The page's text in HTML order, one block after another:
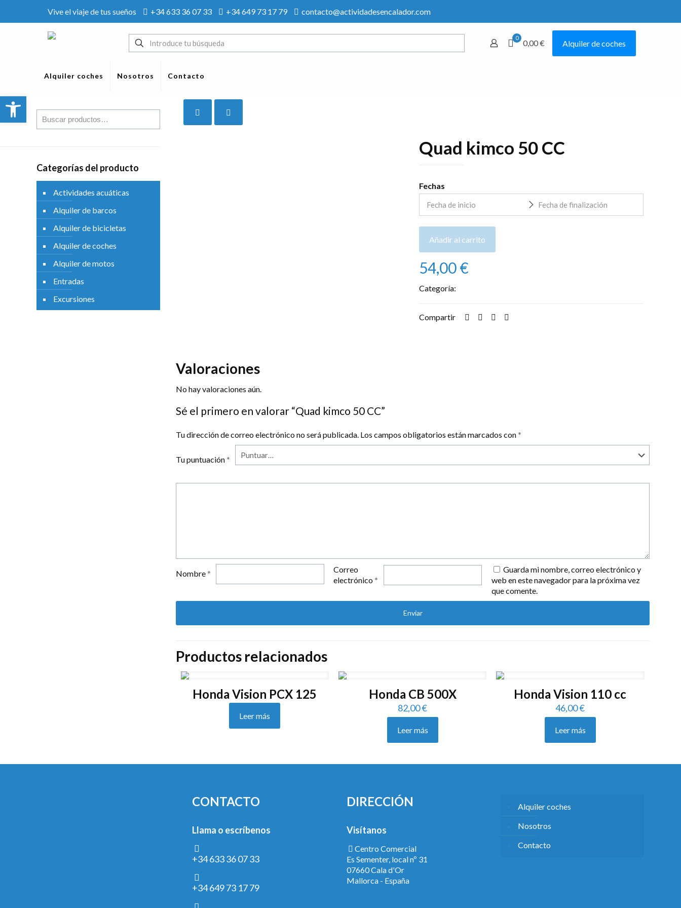
Vive el viaje de tus sueños +34 633 36 07 33 +34 649 73 17 79 contacto@actividadesencalador.com
0
0,00 € Alquiler de coches
Alquiler coches Nosotros Contacto
Quad kimco 50 CC
Fechas
Añadir al carrito
54,00€
Categoría:
Compartir
Valoraciones
No hay valoraciones aún.
Sé el primero en valorar “Quad kimco 50 CC”
Tu dirección de correo electrónico no será publicada. Los campos obligatorios están marcados con*
Tu puntuación*
Nombre*
Correo
electrónico*
Guarda mi nombre, correo electrónico y
web en este navegador para la próxima vez
que comente.
Productos relacionados
Honda Vision PCX 125
Leer más
Honda CB 500X
82,00€
Leer más
Honda Vision 110 cc
46,00€
Leer más
Categorías del producto
Actividades acuáticas
Alquiler de barcos
Alquiler de bicicletas
Alquiler de coches
Alquiler de motos
Entradas
Excursiones
CONTACTO
Llama o escríbenos
+34 633 36 07 33
+34 649 73 17 79
DIRECCIÓN
Visítanos
Centro Comercial
Es Sementer, local nº 31
07660 Cala d'Or
Mallorca - España
Alquiler coches
Nosotros
Contacto
Abrir barra de herramientas